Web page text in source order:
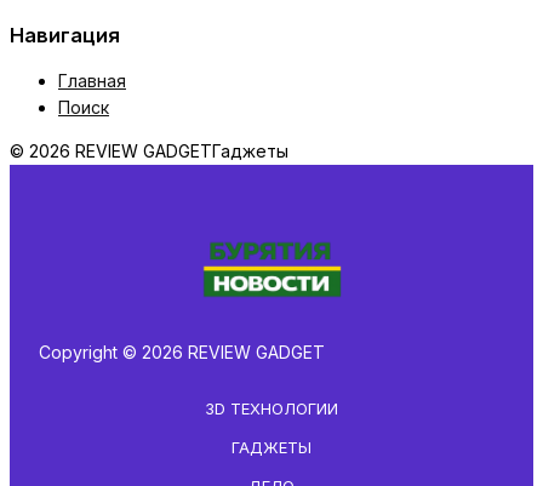
Навигация
Главная
Поиск
© 2026 REVIEW GADGETГаджеты
Copyright © 2026 REVIEW GADGET
3D ТЕХНОЛОГИИ
ГАДЖЕТЫ